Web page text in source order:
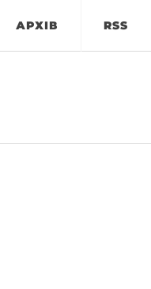
АРХІВ RSS